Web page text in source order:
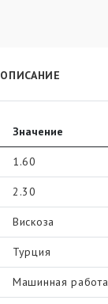
ОПИСАНИЕ
Значение
1.60
2.30
Вискоза
Турция
Машинная работа